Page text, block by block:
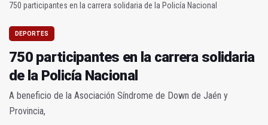
750 participantes en la carrera solidaria de la Policía Nacional
DEPORTES
750 participantes en la carrera solidaria
de la Policía Nacional
A beneficio de la Asociación Síndrome de Down de Jaén y
Provincia,